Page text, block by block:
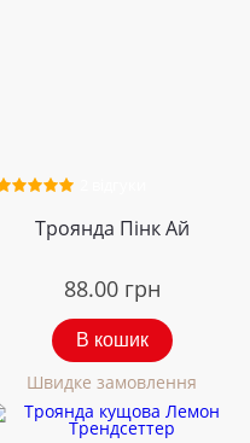
Троянда Пінк Ай
88.00 грн
В кошик
Швидке замовлення